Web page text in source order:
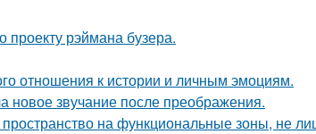
рэймана бузера.
отношения к истории и личным эмоциям.
новое звучание после преображения.
на функциональные зоны, не